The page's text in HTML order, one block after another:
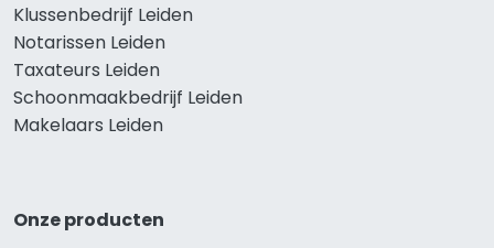
Klussenbedrijf Leiden
Notarissen Leiden
Taxateurs Leiden
Schoonmaakbedrijf Leiden
Makelaars Leiden
Onze producten